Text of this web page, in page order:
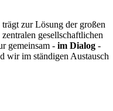
zur Lösung der großen
gesellschaftlichen
gemeinsam - im Dialog -
wir im ständigen Austausch